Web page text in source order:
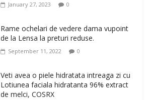
January 27, 2023 0
Rame ochelari de vedere dama vupoint
de la Lensa la preturi reduse.
September 11, 2022 0
Veti avea o piele hidratata intreaga zi cu
Lotiunea faciala hidratanta 96% extract
de melci, COSRX